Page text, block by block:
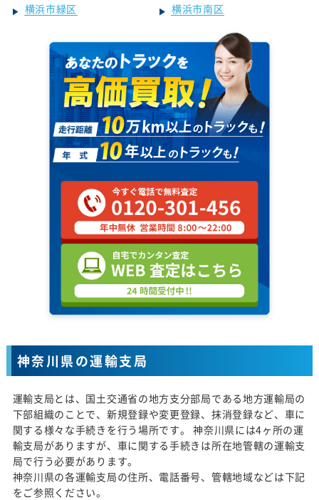
横浜市緑区
横浜市南区
神奈川県の運輸支局
運輸支局とは、国土交通省の地方支分部局である地方運輸局の
下部組織のことで、新規登録や変更登録、抹消登録など、車に
関する様々な手続きを行う場所です。 神奈川県には4ヶ所の運
輸支局がありますが、車に関する手続きは所在地管轄の運輸支
局で行う必要があります。
神奈川県の各運輸支局の住所、電話番号、管轄地域などは下記
をご参照ください。